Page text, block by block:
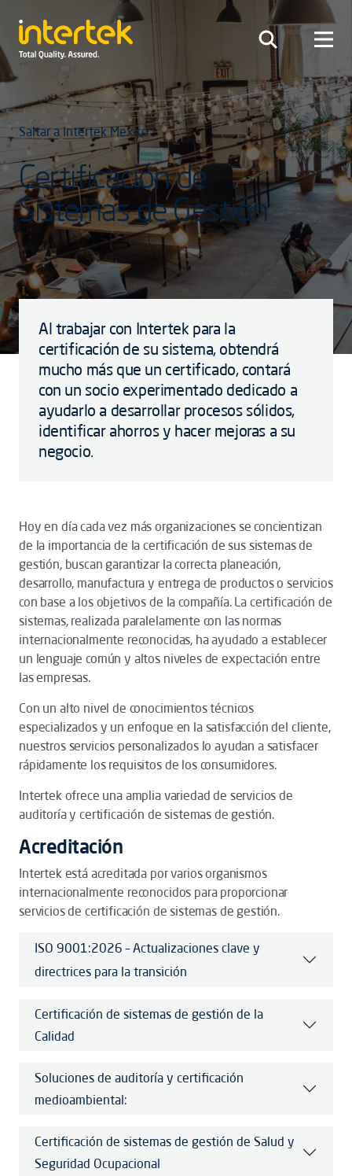
Saltar a Intertek Mexico
Certificación de
Sistemas de Gestión
Al trabajar con Intertek para la
certificación de su sistema, obtendrá
mucho más que un certificado, contará
con un socio experimentado dedicado a
ayudarlo a desarrollar procesos sólidos,
identificar ahorros y hacer mejoras a su
negocio.
Hoy en día cada vez más organizaciones se concientizan
de la importancia de la certificación de sus sistemas de
gestión, buscan garantizar la correcta planeación,
desarrollo, manufactura y entrega de productos o servicios
con base a los objetivos de la compañía. La certificación de
sistemas, realizada paralelamente con las normas
internacionalmente reconocidas, ha ayudado a establecer
un lenguaje común y altos niveles de expectación entre
las empresas.
Con un alto nivel de conocimientos técnicos
especializados y un enfoque en la satisfacción del cliente,
nuestros servicios personalizados lo ayudan a satisfacer
rápidamente los requisitos de los consumidores.
Intertek ofrece una amplia variedad de servicios de
auditoría y certificación de sistemas de gestión.
Acreditación
Intertek está acreditada por varios organismos
internacionalmente reconocidos para proporcionar
servicios de certificación de sistemas de gestión.
ISO 9001:2026 – Actualizaciones clave y
directrices para la transición
Certificación de sistemas de gestión de la
Calidad
Soluciones de auditoría y certificación
medioambiental:
Certificación de sistemas de gestión de Salud y
Seguridad Ocupacional